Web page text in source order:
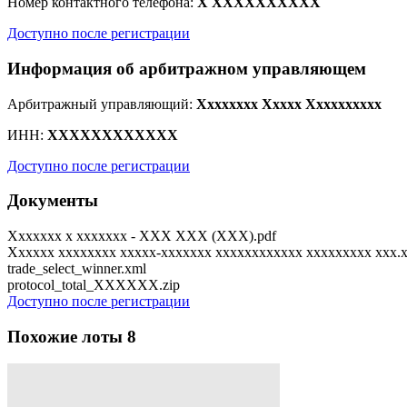
Доступно после регистрации
Информация об арбитражном управляющем
Арбитражный управляющий: Xxxxxxxx Xxxxx Xxxxxxxxxx
ИНН: XXXXXXXXXXXX
Доступно после регистрации
Документы
Xxxxxxx x xxxxxxx - XXX XXX (XXX).pdf
Xxxxxx xxxxxxxx xxxxx-xxxxxxx xxxxxxxxxxxx xxxxxxxxx
trade_select_winner.xml
protocol_total_XXXXXX.zip
Доступно после регистрации
Похожие лоты 8